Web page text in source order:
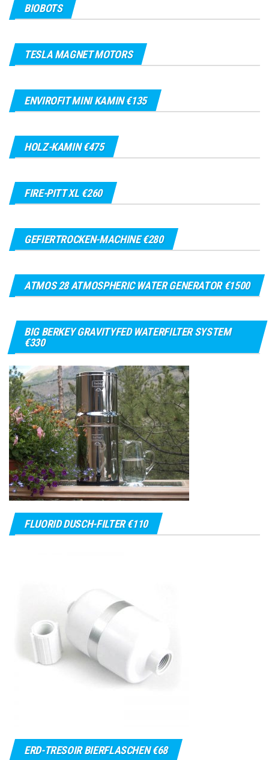
BIOBOTS
TESLA MAGNET MOTORS
ENVIROFIT MINI KAMIN €135
HOLZ-KAMIN €475
FIRE-PITT XL €260
GEFIERTROCKEN-MACHINE €280
ATMOS 28 ATMOSPHERIC WATER GENERATOR €1500
BIG BERKEY GRAVITYFED WATERFILTER SYSTEM
€330
FLUORID DUSCH-FILTER €110
ERD-TRESOIR BIERFLASCHEN €68